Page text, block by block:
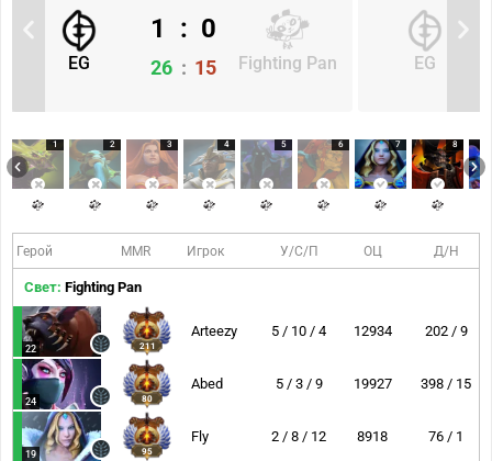
EG Fighting Pan
1 : 0
26 : 15 EG
1 2 3 4 5 6 7 8
Герой MMR Игрок У/С/П ОЦ Д/Н
Свет: Fighting Pan
22 211
Arteezy 5 / 10 / 4 12934 202 / 9
24 80
Abed 5 / 3 / 9 19927 398 / 15
19 95
Fly 2 / 8 / 12 8918 76 / 1